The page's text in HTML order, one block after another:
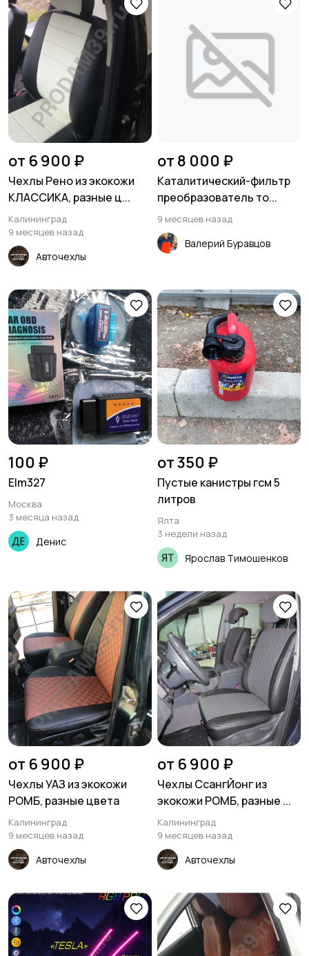
от 6 900 ₽
Чехлы Рено из экокожи
КЛАССИКА, разные ц...
Калининград
9 месяцев назад
Авточехлы
от 8 000 ₽
Каталитический-фильтр
преобразователь то...
9 месяцев назад
Валерий Буравцов
100 ₽
Elm327
Москва
3 месяца назад
Денис
от 350 ₽
Пустые канистры гсм 5
литров
Ялта
3 недели назад
Ярослав Тимошенков
от 6 900 ₽
Чехлы УАЗ из экокожи
РОМБ, разные цвета
Калининград
9 месяцев назад
Авточехлы
от 6 900 ₽
Чехлы СсангЙонг из
экокожи РОМБ, разные ...
Калининград
9 месяцев назад
Авточехлы